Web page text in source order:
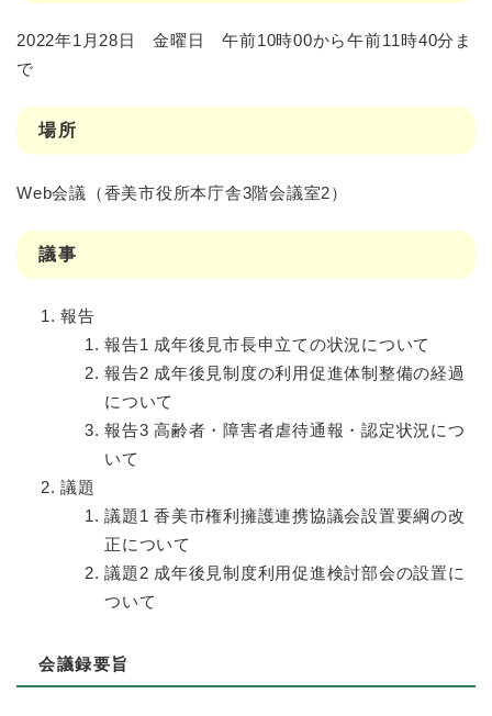
2022年1月28日 金曜日 午前10時00から午前11時40分ま
で
場所
Web会議（香美市役所本庁舎3階会議室2）
議事
報告
報告1 成年後見市長申立ての状況について
報告2 成年後見制度の利用促進体制整備の経過
について
報告3 高齢者・障害者虐待通報・認定状況につ
いて
議題
議題1 香美市権利擁護連携協議会設置要綱の改
正について
議題2 成年後見制度利用促進検討部会の設置に
ついて
会議録要旨